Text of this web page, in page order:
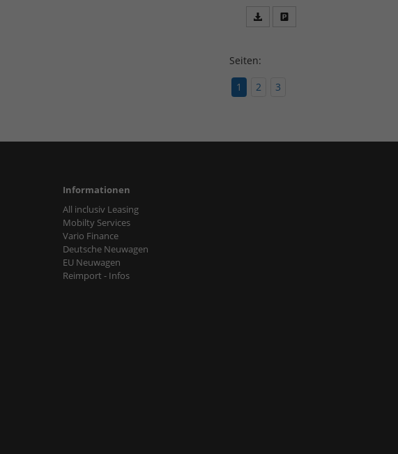
speichern/drucken
Seiten:
1
2 3
Informationen
All inclusiv Leasing
Mobilty Services
Vario Finance
Deutsche Neuwagen
EU Neuwagen
Reimport - Infos